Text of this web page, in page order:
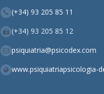
(+34) 93 205 85 11
(+34) 93 205 85 12
psiquiatria@psicodex.com
www.psiquiatriapsicologia-